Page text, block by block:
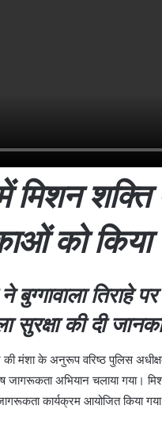
में मिशन
को
ने बुग्गावाला
सुरक्षा की दी
की मंशा के अनुरूप वरिष्ठ पुलिस
जागरूकता अभियान चलाया गया।
कार्यक्रम आयोजित किया